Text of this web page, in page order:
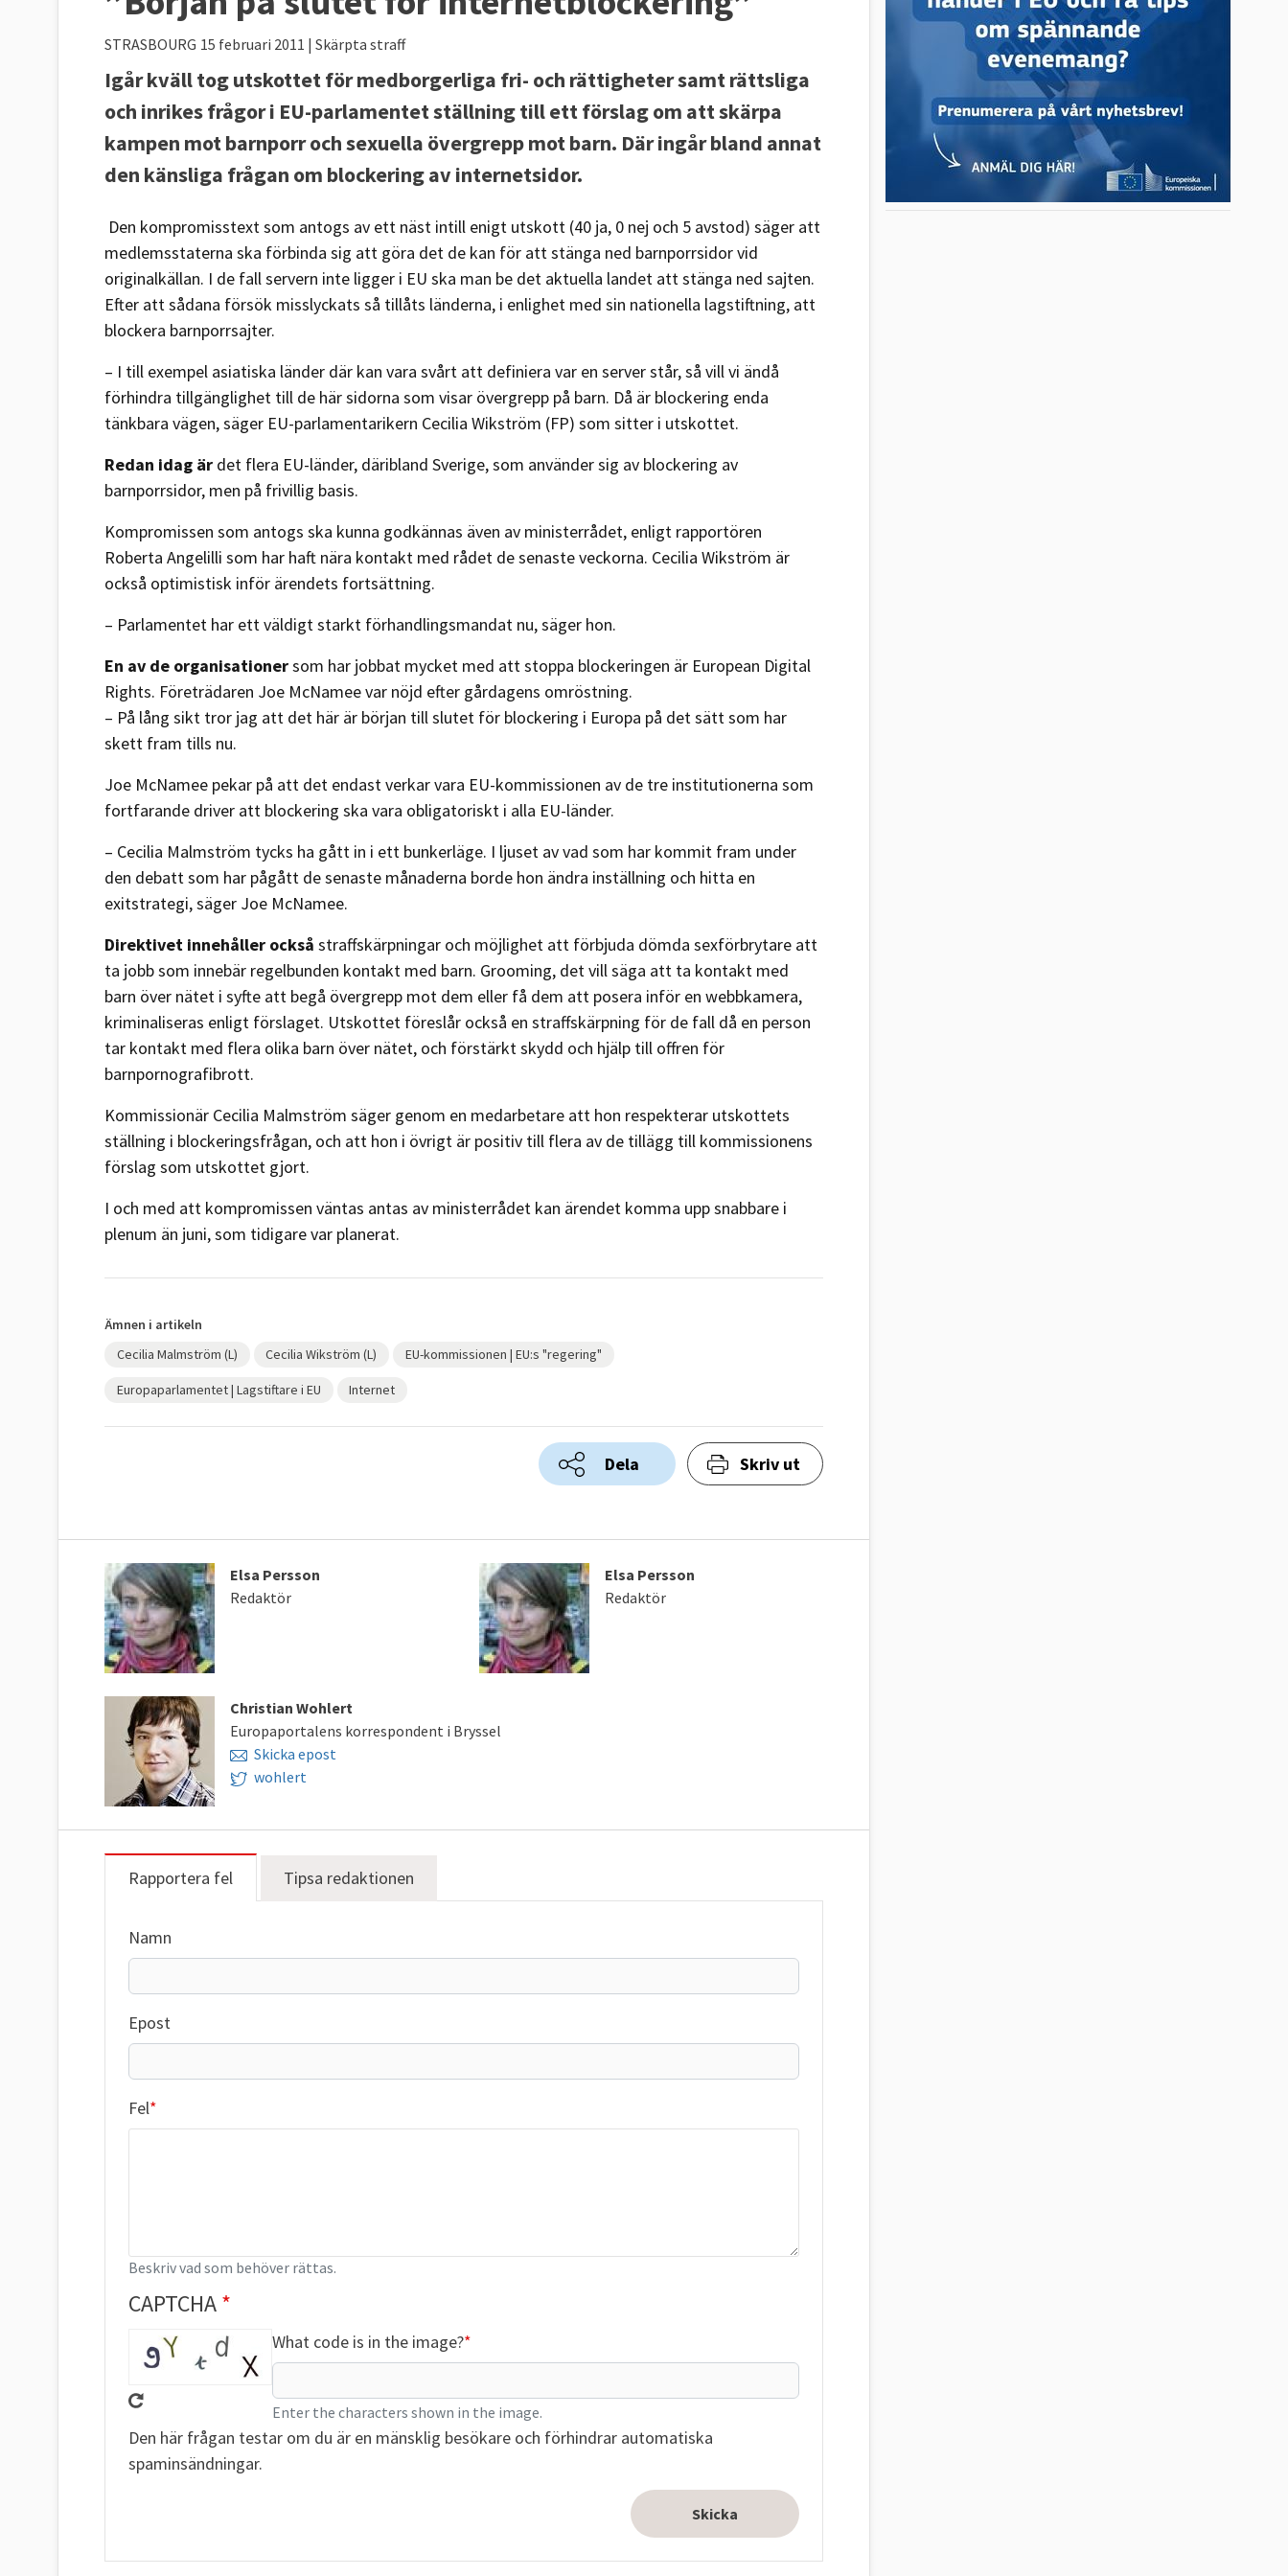
STRASBOURG 15 februari 2011 | Skärpta straff
Igår kväll tog utskottet för medborgerliga fri- och rättigheter samt rättsliga
och inrikes frågor i EU-parlamentet ställning till ett förslag om att skärpa
kampen mot barnporr och sexuella övergrepp mot barn. Där ingår bland annat
den känsliga frågan om blockering av internetsidor.
Den kompromisstext som antogs av ett näst intill enigt utskott (40 ja, 0 nej och 5 avstod) säger att
medlemsstaterna ska förbinda sig att göra det de kan för att stänga ned barnporrsidor vid
originalkällan. I de fall servern inte ligger i EU ska man be det aktuella landet att stänga ned sajten.
Efter att sådana försök misslyckats så tillåts länderna, i enlighet med sin nationella lagstiftning, att
blockera barnporrsajter.
– I till exempel asiatiska länder där kan vara svårt att definiera var en server står, så vill vi ändå
förhindra tillgänglighet till de här sidorna som visar övergrepp på barn. Då är blockering enda
tänkbara vägen, säger EU-parlamentarikern Cecilia Wikström (FP) som sitter i utskottet.
Redan idag är det flera EU-länder, däribland Sverige, som använder sig av blockering av
barnporrsidor, men på frivillig basis.
Kompromissen som antogs ska kunna godkännas även av ministerrådet, enligt rapportören
Roberta Angelilli som har haft nära kontakt med rådet de senaste veckorna. Cecilia Wikström är
också optimistisk inför ärendets fortsättning.
– Parlamentet har ett väldigt starkt förhandlingsmandat nu, säger hon.
En av de organisationersom har jobbat mycket med att stoppa blockeringen är European Digital
Rights. Företrädaren Joe McNamee var nöjd efter gårdagens omröstning.
– På lång sikt tror jag att det här är början till slutet för blockering i Europa på det sätt som har
skett fram tills nu.
Joe McNamee pekar på att det endast verkar vara EU-kommissionen av de tre institutionerna som
fortfarande driver att blockering ska vara obligatoriskt i alla EU-länder.
– Cecilia Malmström tycks ha gått in i ett bunkerläge. I ljuset av vad som har kommit fram under
den debatt som har pågått de senaste månaderna borde hon ändra inställning och hitta en
exitstrategi, säger Joe McNamee.
Direktivet innehåller också straffskärpningar och möjlighet att förbjuda dömda sexförbrytare att
ta jobb som innebär regelbunden kontakt med barn. Grooming, det vill säga att ta kontakt med
barn över nätet i syfte att begå övergrepp mot dem eller få dem att posera inför en webbkamera,
kriminaliseras enligt förslaget. Utskottet föreslår också en straffskärpning för de fall då en person
tar kontakt med flera olika barn över nätet, och förstärkt skydd och hjälp till offren för
barnpornografibrott.
Kommissionär Cecilia Malmström säger genom en medarbetare att hon respekterar utskottets
ställning i blockeringsfrågan, och att hon i övrigt är positiv till flera av de tillägg till kommissionens
förslag som utskottet gjort.
I och med att kompromissen väntas antas av ministerrådet kan ärendet komma upp snabbare i
plenum än juni, som tidigare var planerat.
Ämnen i artikeln
Cecilia Malmström (L)
Cecilia Wikström (L) EU-kommissionen | EU:s "regering"
Europaparlamentet | Lagstiftare i EU Internet
Dela Skriv ut
Elsa Persson
Redaktör
Elsa Persson
Redaktör
Christian Wohlert
Europaportalens korrespondent i Bryssel
Skicka epost
wohlert
Rapportera fel Tipsa redaktionen
Namn
Epost
Fel
Beskriv vad som behöver rättas.
CAPTCHA
What code is in the image?
Enter the characters shown in the image.
Den här frågan testar om du är en mänsklig besökare och förhindrar automatiska
spaminsändningar.